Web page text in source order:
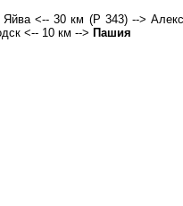
<-- 30 км (Р 343) -->
<-- 10 км --> Пашия